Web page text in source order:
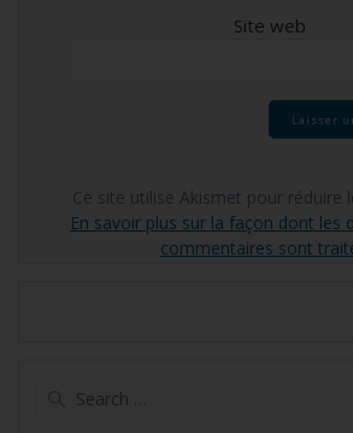
Site web
Ce site utilise Akismet pour réduire
En savoir plus sur la façon dont les
commentaires sont